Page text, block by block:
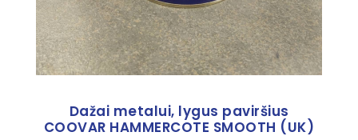
Dažai metalui, lygus paviršius
COOVAR HAMMERCOTE SMOOTH (UK)